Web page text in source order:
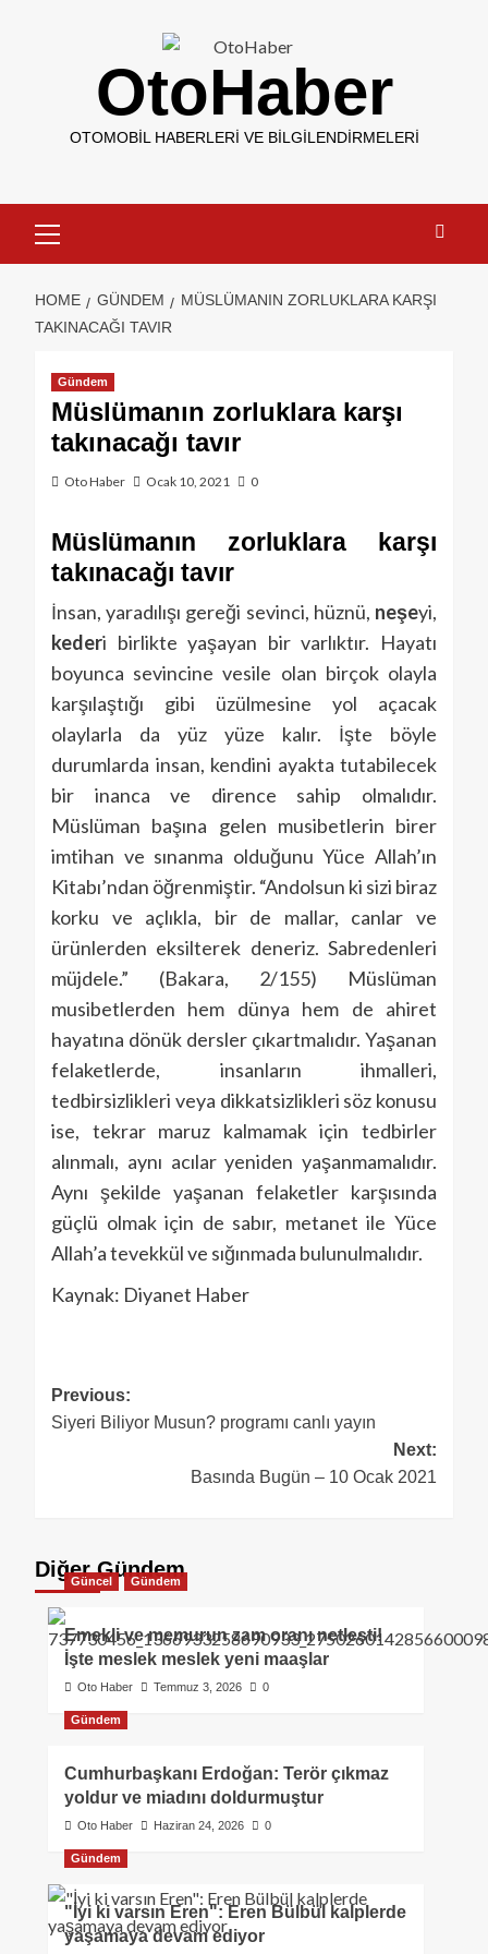
OtoHaber
OTOMOBIL HABERLERI VE BILGILENDIRMELERI
HOME GÜNDEM
MÜSLÜMANIN ZORLUKLARA KARŞI
TAKINACAĞI TAVIR
Gündem
Müslümanın zorluklara karşı
takınacağı tavır
Oto Haber Ocak 10, 2021 0
Müslümanın zorluklara karşı
takınacağı tavır
İnsan, yaradılışı gereği sevinci, hüznü, neşeyi,
kederi birlikte yaşayan bir varlıktır. Hayatı
boyunca sevincine vesile olan birçok olayla
karşılaştığı gibi üzülmesine yol açacak
olaylarla da yüz yüze kalır. İşte böyle
durumlarda insan, kendini ayakta tutabilecek
bir inanca ve dirence sahip olmalıdır.
Müslüman başına gelen musibetlerin birer
imtihan ve sınanma olduğunu Yüce Allah’ın
Kitabı’ndan öğrenmiştir. “Andolsun ki sizi biraz
korku ve açlıkla, bir de mallar, canlar ve
ürünlerden eksilterek deneriz. Sabredenleri
müjdele.” (Bakara, 2/155) Müslüman
musibetlerden hem dünya hem de ahiret
hayatına dönük dersler çıkartmalıdır. Yaşanan
felaketlerde, insanların ihmalleri,
tedbirsizlikleri veya dikkatsizlikleri söz konusu
ise, tekrar maruz kalmamak için tedbirler
alınmalı, aynı acılar yeniden yaşanmamalıdır.
Aynı şekilde yaşanan felaketler karşısında
güçlü olmak için de sabır, metanet ile Yüce
Allah’a tevekkül ve sığınmada bulunulmalıdır.
Kaynak: Diyanet Haber
Previous:
Siyeri Biliyor Musun? programı canlı yayın
Next:
Basında Bugün – 10 Ocak 2021
Diğer Gündem
Güncel Gündem
Emekli ve memurun zam oranı netleşti!
İşte meslek meslek yeni maaşlar
Oto Haber Temmuz 3, 2026 0
Gündem
Cumhurbaşkanı Erdoğan: Terör çıkmaz
yoldur ve miadını doldurmuştur
Oto Haber Haziran 24, 2026 0
Gündem
"İyi ki varsın Eren": Eren Bülbül kalplerde
yaşamaya devam ediyor